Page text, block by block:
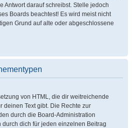
Antwort darauf schreibst. Stelle jedoch
Boards beachtest! Es wird meist nicht
Grund auf alte oder abgeschlossene
von HTML, die dir weitreichende
deinen Text gibt. Die Rechte zur
durch die Board-Administration
dich für jeden einzelnen Beitrag